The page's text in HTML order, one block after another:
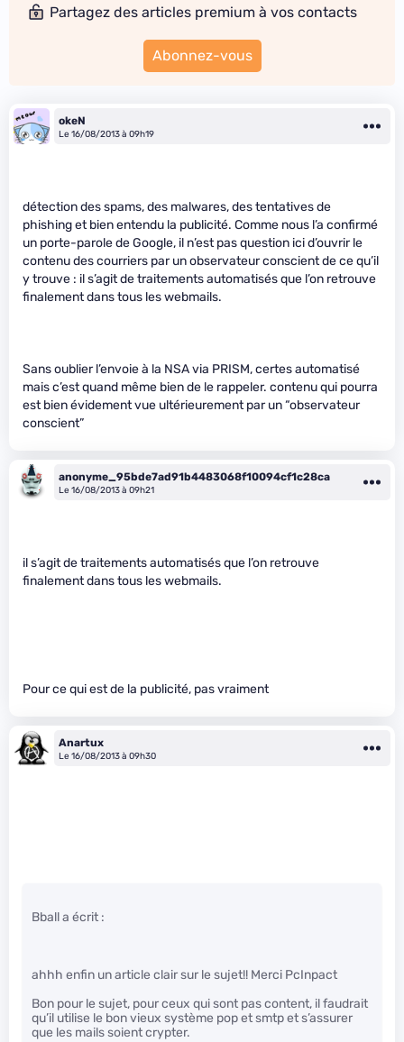
Partagez des articles premium à vos contacts
Abonnez-vous
okeN
Le 16/08/2013 à 09h19
détection des spams, des malwares, des tentatives de
phishing et bien entendu la publicité. Comme nous l’a confirmé
un porte-parole de Google, il n’est pas question ici d’ouvrir le
contenu des courriers par un observateur conscient de ce qu’il
y trouve : il s’agit de traitements automatisés que l’on retrouve
finalement dans tous les webmails.
Sans oublier l’envoie à la NSA via PRISM, certes automatisé
mais c’est quand même bien de le rappeler. contenu qui pourra
est bien évidement vue ultérieurement par un “observateur
conscient”
anonyme_95bde7ad91b4483068f10094cf1c28ca
Le 16/08/2013 à 09h21
il s’agit de traitements automatisés que l’on retrouve
finalement dans tous les webmails.
Pour ce qui est de la publicité, pas vraiment
Anartux
Le 16/08/2013 à 09h30
Bball a écrit :
ahhh enfin un article clair sur le sujet!! Merci PcInpact
Bon pour le sujet, pour ceux qui sont pas content, il faudrait
qu’il utilise le bon vieux système pop et smtp et s’assurer
que les mails soient crypter.